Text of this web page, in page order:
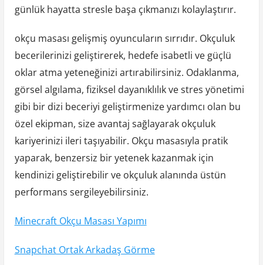
günlük hayatta stresle başa çıkmanızı kolaylaştırır.
okçu masası gelişmiş oyuncuların sırrıdır. Okçuluk
becerilerinizi geliştirerek, hedefe isabetli ve güçlü
oklar atma yeteneğinizi artırabilirsiniz. Odaklanma,
görsel algılama, fiziksel dayanıklılık ve stres yönetimi
gibi bir dizi beceriyi geliştirmenize yardımcı olan bu
özel ekipman, size avantaj sağlayarak okçuluk
kariyerinizi ileri taşıyabilir. Okçu masasıyla pratik
yaparak, benzersiz bir yetenek kazanmak için
kendinizi geliştirebilir ve okçuluk alanında üstün
performans sergileyebilirsiniz.
Minecraft Okçu Masası Yapımı
Snapchat Ortak Arkadaş Görme